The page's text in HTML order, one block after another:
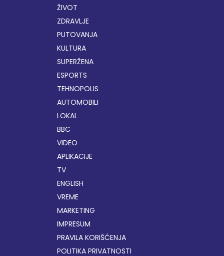
ŽIVOT
ZDRAVLJE
PUTOVANJA
KULTURA
SUPERŽENA
ESPORTS
TEHNOPOLIS
AUTOMOBILI
LOKAL
BBC
VIDEO
APLIKACIJE
TV
ENGLISH
VREME
MARKETING
IMPRESUM
PRAVILA KORIŠĆENJA
POLITIKA PRIVATNOSTI